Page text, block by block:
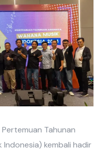
Pertemuan Tahunan
Indonesia) kembali hadir